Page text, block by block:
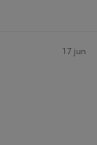
17 jun